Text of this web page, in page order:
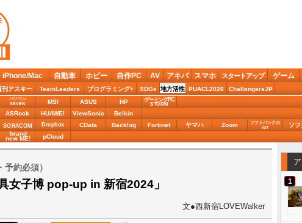
iPhone/Mac 自動車 ホビー 自作PC AV アキバ スマホ スタートアップ ゲーム
刊アスキー TeamLeaders プログラミング+ SDGs 地方活性 PUACL2026 ChallengersJP
パソコン
SEVEN
MSI ASUS HP ゲーミングPC
STORM
ASRock HUAWEI ViewSonic Belkin
SORACOM Dropbox CData Backlog Fortinet ヤマハ Zoom
ソフトバンクの
IoT
ソフ
brand
new ME! pCloud
約必須）
女子博 pop-up in 新宿2024」
文●西新宿LOVEWalker
1